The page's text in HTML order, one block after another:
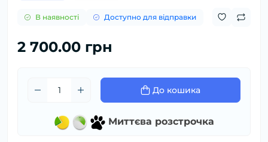
В наявності Доступно для відправки
2 700.00 грн
До кошика
Миттєва розстрочка